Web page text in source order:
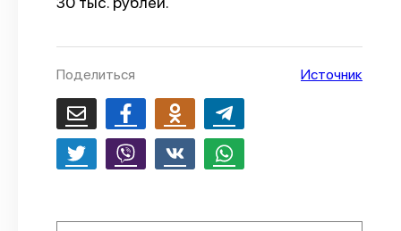
Поделиться Источник